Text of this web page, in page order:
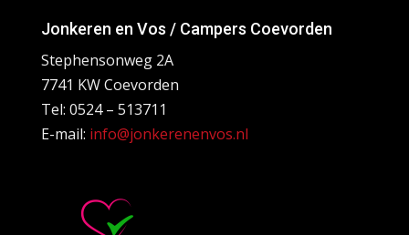
Jonkeren en Vos / Campers Coevorden
Stephensonweg 2A
7741 KW Coevorden
Tel: 0524 – 513711
E-mail: info@jonkerenenvos.nl